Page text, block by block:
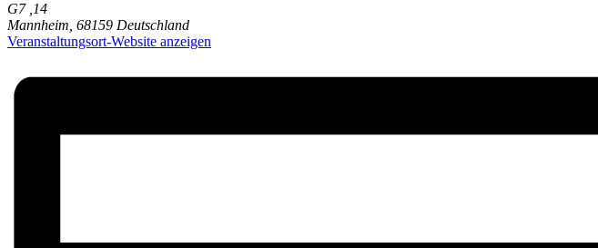
G7 ,14
Mannheim 68159 Deutschland
Veranstaltungsort-Website anzeigen